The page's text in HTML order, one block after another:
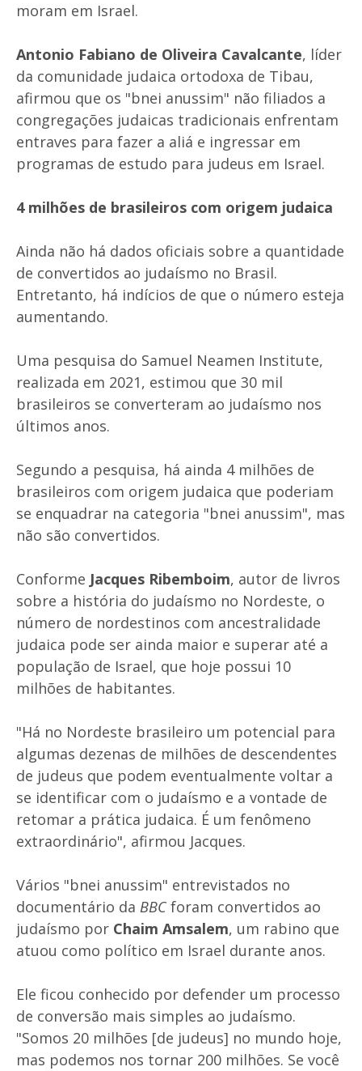
moram em Israel.
Antonio Fabiano de Oliveira Cavalcante, líder
da comunidade judaica ortodoxa de Tibau,
afirmou que os "bnei anussim" não filiados a
congregações judaicas tradicionais enfrentam
entraves para fazer a aliá e ingressar em
programas de estudo para judeus em Israel.
4 milhões de brasileiros com origem judaica
Ainda não há dados oficiais sobre a quantidade
de convertidos ao judaísmo no Brasil.
Entretanto, há indícios de que o número esteja
aumentando.
Uma pesquisa do Samuel Neamen Institute,
realizada em 2021, estimou que 30 mil
brasileiros se converteram ao judaísmo nos
últimos anos.
Segundo a pesquisa, há ainda 4 milhões de
brasileiros com origem judaica que poderiam
se enquadrar na categoria "bnei anussim", mas
não são convertidos.
Conforme Jacques Ribemboim, autor de livros
sobre a história do judaísmo no Nordeste, o
número de nordestinos com ancestralidade
judaica pode ser ainda maior e superar até a
população de Israel, que hoje possui 10
milhões de habitantes.
"Há no Nordeste brasileiro um potencial para
algumas dezenas de milhões de descendentes
de judeus que podem eventualmente voltar a
se identificar com o judaísmo e a vontade de
retomar a prática judaica. É um fenômeno
extraordinário", afirmou Jacques.
Vários "bnei anussim" entrevistados no
documentário da BBC foram convertidos ao
judaísmo por Chaim Amsalem, um rabino que
atuou como político em Israel durante anos.
Ele ficou conhecido por defender um processo
de conversão mais simples ao judaísmo.
"Somos 20 milhões [de judeus] no mundo hoje,
mas podemos nos tornar 200 milhões. Se você